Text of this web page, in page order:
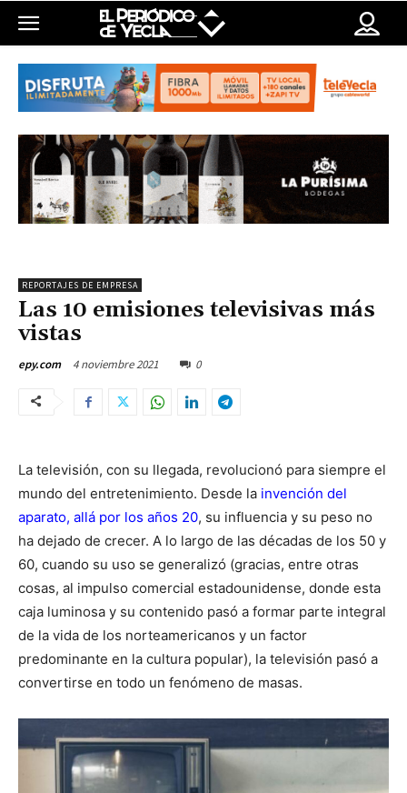
REPORTAJES DE EMPRESA
Las 10 emisiones televisivas más
vistas
epy.com 4 noviembre 2021 0
La televisión, con su llegada, revolucionó para siempre el
mundo del entretenimiento. Desde la invención del
aparato, allá por los años 20, su influencia y su peso no
ha dejado de crecer. A lo largo de las décadas de los 50 y
60, cuando su uso se generalizó (gracias, entre otras
cosas, al impulso comercial estadounidense, donde esta
caja luminosa y su contenido pasó a formar parte integral
de la vida de los norteamericanos y un factor
predominante en la cultura popular), la televisión pasó a
convertirse en todo un fenómeno de masas.